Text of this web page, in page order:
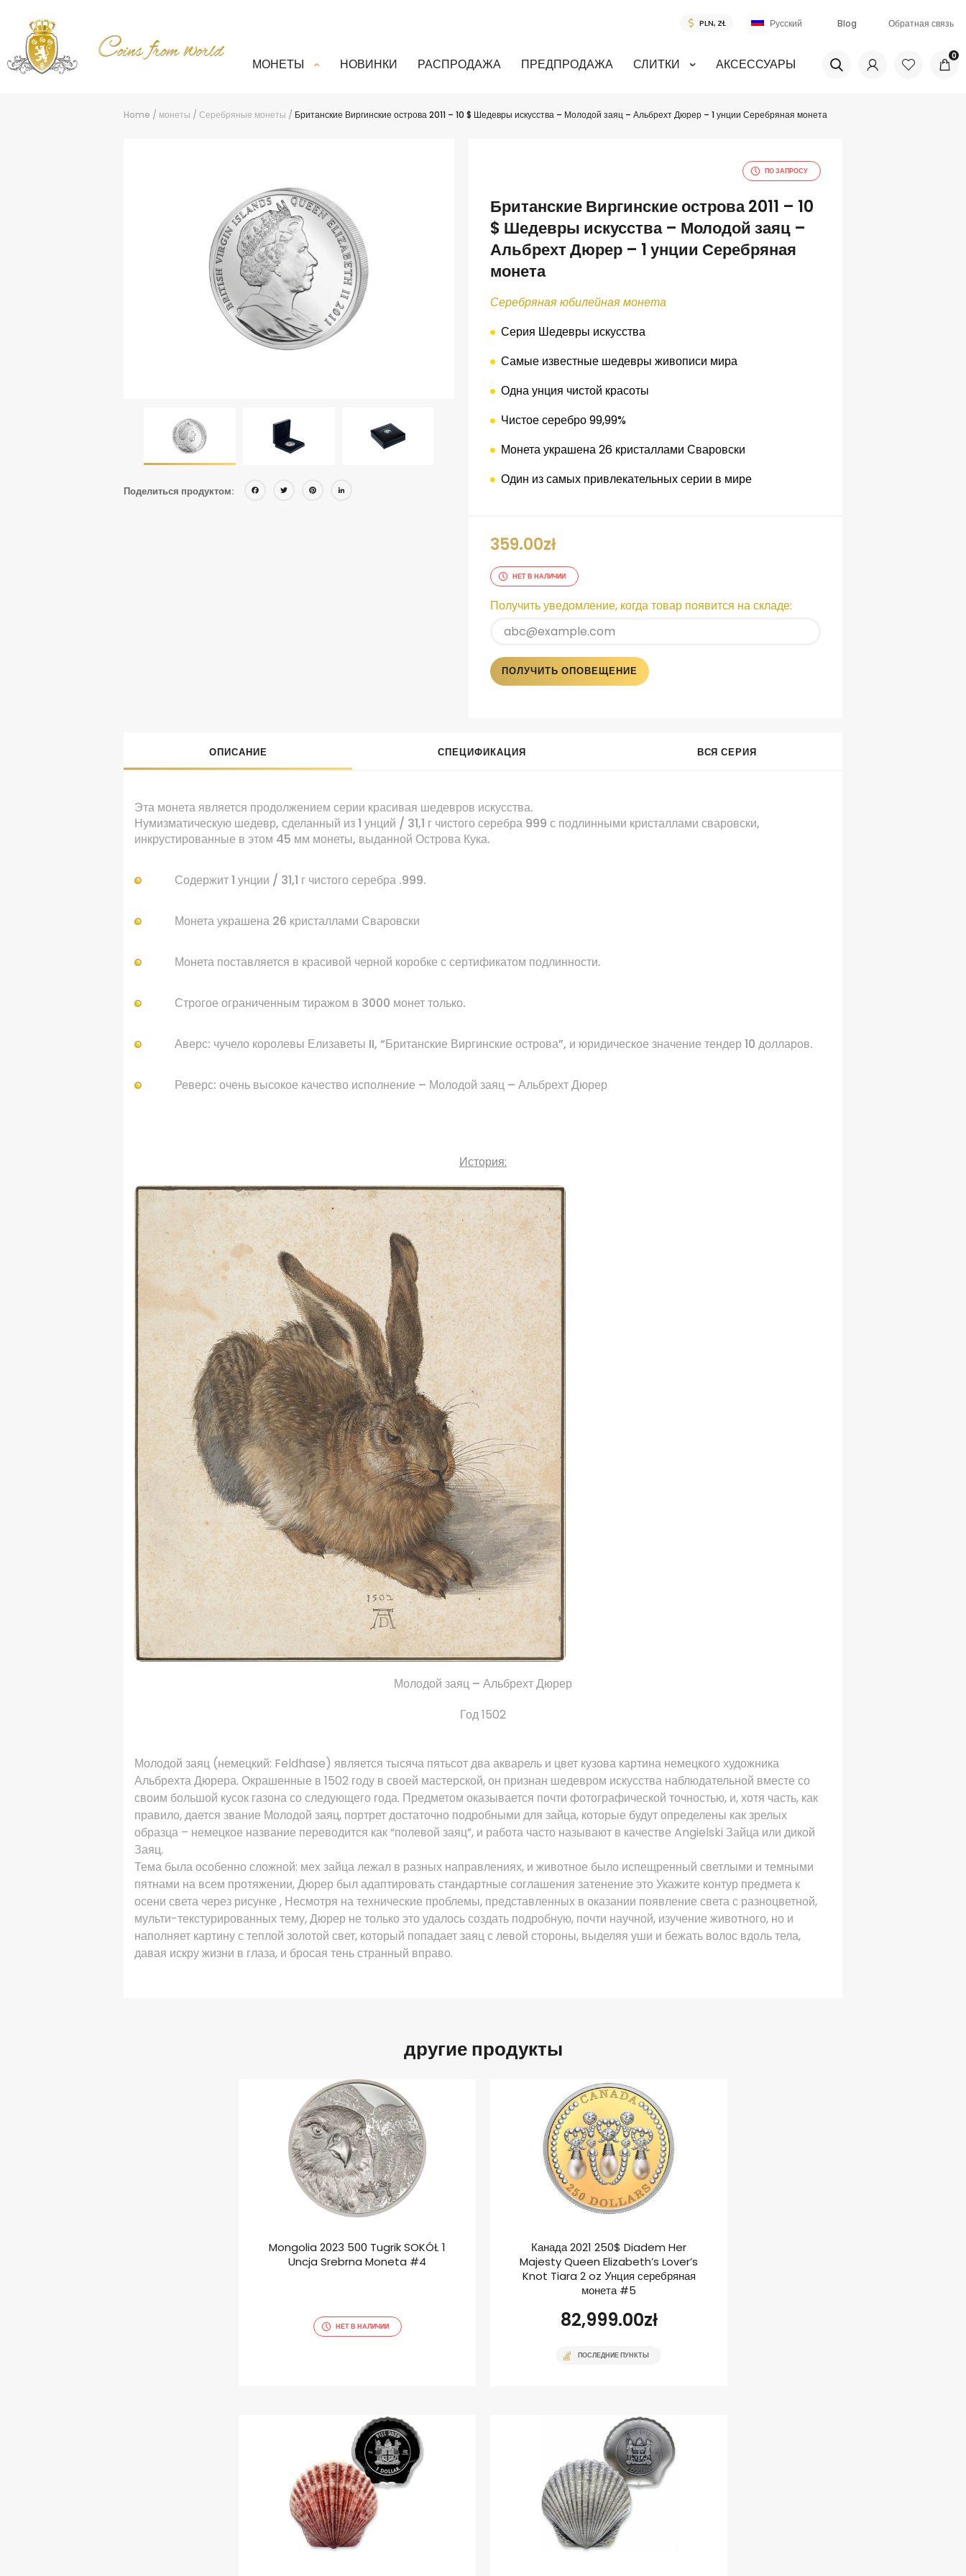
Русский Blog Обратная связь
МОНЕТЫ НОВИНКИ РАСПРОДАЖА ПРЕДПРОДАЖА СЛИТКИ АКСЕССУАРЫ
0
Home / монеты / Серебряные монеты / Британские Виргинские острова 2011 – 10 $ Шедевры искусства – Молодой заяц – Альбрехт Дюрер – 1 унции Серебряная монета
Поделиться продуктом: Facebook
TwitterPinterest
ПО ЗАПРОСУ
Британские Виргинские острова 2011 – 10
$ Шедевры искусства – Молодой заяц –
Альбрехт Дюрер – 1 унции Серебряная
монета
Серебряная юбилейная монета
Серия Шедевры искусства
Самые известные шедевры живописи мира
Одна унция чистой красоты
Чистое серебро99,99%
Монетаукрашена26 кристаллами Сваровски
Один изсамых привлекательныхсерии в мире
359.00zł
НЕТ В НАЛИЧИИ
Получить уведомление, когда товар появится на складе:
ПОЛУЧИТЬ ОПОВЕЩЕНИЕ
ОПИСАНИЕ СПЕЦИФИКАЦИЯ ВСЯ СЕРИЯ
Эта монетаявляется продолжением серии красивая шедевров искусства.
Нумизматическую шедевр, сделанный из1 унций / 31,1 г чистого серебра 999 с подлинными кристаллами сваровски,
инкрустированные в этом 45 мм монеты, выданной Острова Кука.
Содержит1 унции / 31,1 г чистого серебра .999.
Монетаукрашена 26 кристаллами Сваровски
Монета поставляется в красивой черной коробке ссертификатом подлинности.
Строгое ограниченным тиражом в 3000 монеттолько.
Аверс: чучело королевы Елизаветы II, “Британские Виргинские острова”, и юридическое значение тендер 10 долларов.
Реверс: очень высокое качество исполнение – Молодой заяц – АльбрехтДюрер
История:
Молодой заяц – АльбрехтДюрер
Год 1502
Молодой заяц (немецкий: Feldhase) является тысяча пятьсот два акварель и цвет кузова картина немецкого художника
Альбрехта Дюрера. Окрашенные в 1502 году в своей мастерской, он признан шедевром искусства наблюдательной вместе со
своим большой кусок газона со следующего года. Предметом оказывается почти фотографической точностью, и, хотя часть, как
правило, дается звание Молодой заяц, портрет достаточно подробными для зайца, которые будут определены как зрелых
образца – немецкое название переводится как “полевой заяц”, и работа часто называют в качестве Angielski Зайца или дикой
Заяц.
Тема была особенно сложной: мех зайца лежал в разных направлениях, и животное было испещренный светлыми и темными
пятнами на всем протяжении, Дюрер был адаптировать стандартные соглашения затенение это Укажите контур предмета к
осени света через рисунке , Несмотря на технические проблемы, представленных в оказании появление света с разноцветной,
мульти-текстурированных тему, Дюрер не только это удалось создать подробную, почти научной, изучение животного, но и
наполняет картину с теплой золотой свет, который попадаетзаяц с левой стороны, выделяя уши и бежать волос вдоль тела,
давая искру жизни в глаза, и бросая тень странный вправо.
другие продукты
Mongolia 2023 500 Tugrik SOKÓŁ 1
Uncja Srebrna Moneta #4
НЕТ В НАЛИЧИИ
Канада 2021 250$ Diadem Her
Majesty Queen Elizabeth’s Lover’s
Knot Tiara 2 oz Унция серебряная
монета #5
82,999.00zł
ПОСЛЕДНИЕ ПУНКТЫ